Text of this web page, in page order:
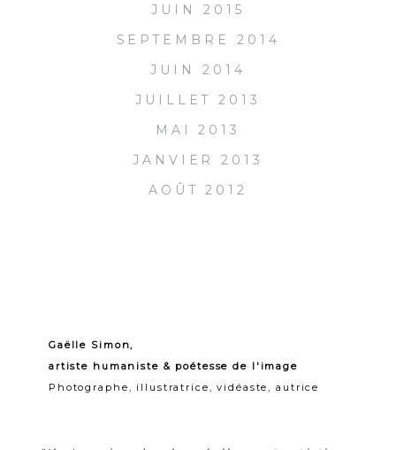
JUIN 2015
SEPTEMBRE 2014
JUIN 2014
JUILLET 2013
MAI 2013
JANVIER 2013
AOÛT 2012
Gaëlle Simon,
artiste humaniste & poétesse de l'image
Photographe, illustratrice, vidéaste, autrice